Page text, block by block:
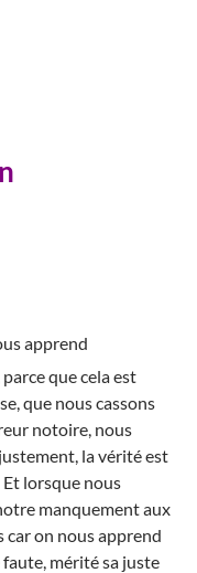
apprend
que cela est
que nous cassons
notoire, nous
la vérité est
Et lorsque nous
manquement aux
car on nous apprend
mérité sa juste